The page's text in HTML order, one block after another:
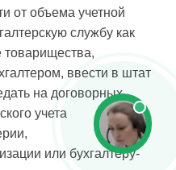
от объема учетной
службу как
товарищества,
ввести в штат
на договорных
учета
или бухгалтеру-